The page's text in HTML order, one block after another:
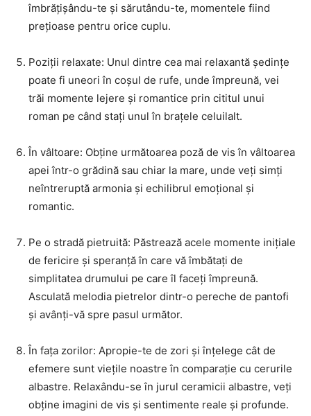
îmbrățișându-te și sărutându-te, momentele fiind
prețioase pentru orice cuplu.
Poziții relaxate: Unul dintre cea mai relaxantă ședințe
poate fi uneori în coșul de rufe, unde împreună, vei
trăi momente lejere și romantice prin cititul unui
roman pe când stați unul în brațele celuilalt.
În vâltoare: Obține următoarea poză de vis în vâltoarea
apei într-o grădină sau chiar la mare, unde veți simți
neîntreruptă armonia și echilibrul emoțional și
romantic.
Pe o stradă pietruită: Păstrează acele momente inițiale
de fericire și speranță în care vă îmbătați de
simplitatea drumului pe care îl faceți împreună.
Asculată melodia pietrelor dintr-o pereche de pantofi
și avânți-vă spre pasul următor.
În fața zorilor: Apropie-te de zori și înțelege cât de
efemere sunt viețile noastre în comparație cu cerurile
albastre. Relaxându-se în jurul ceramicii albastre, veți
obține imagini de vis și sentimente reale și profunde.